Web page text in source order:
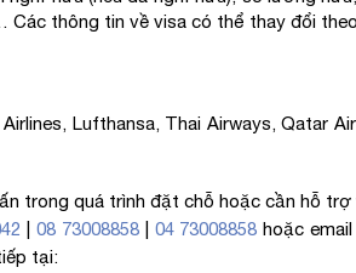
thông tin về visa có thể thay đổi
Lufthansa, Thai Airways, Qatar
trong quá trình đặt chỗ hoặc cần hỗ
| 08 73008858| 04 73008858 hoặc
tại: